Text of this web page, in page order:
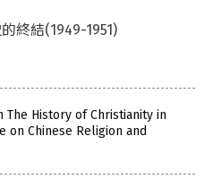
終結(1949-1951)
The History of Christianity in
on Chinese Religion and